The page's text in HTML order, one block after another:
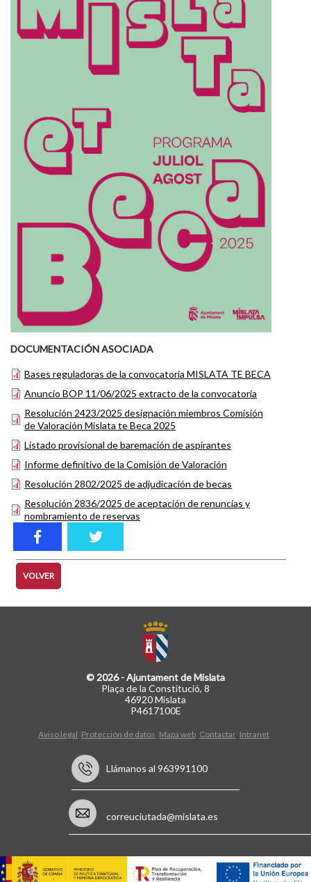
DOCUMENTACIÓN ASOCIADA
Bases reguladoras de la convocatoria MISLATA TE BECA
Anuncio BOP 11/06/2025 extracto de la convocatoria
Resolución 2423/2025 designación miembros Comisión
de Valoración Mislata te Beca 2025
Listado provisional de baremación de aspirantes
Informe definitivo de la Comisión de Valoración
Resolución 2802/2025 de adjudicación de becas
Resolución 2836/2025 de aceptación de renuncias y
nombramiento de reservas
VOLVER
© 2026 - Ajuntament de Mislata
Plaça de la Constitució, 8
46920 Mislata
P4617100E
Aviso legal Protección de datos Mapa web Contactar Intranet
Llámanos al 963991100
correuciutada@mislata.es